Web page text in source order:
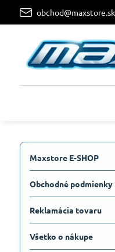
obchod@maxstore.sk
Maxstore E-SHOP
Obchodné podmienky
Reklamácia tovaru
Všetko o nákupe